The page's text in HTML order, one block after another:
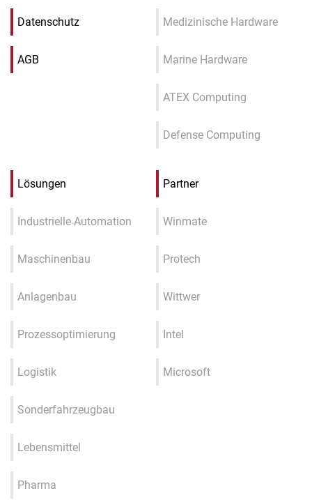
Datenschutz
AGB
Medizinische Hardware
Marine Hardware
ATEX Computing
Defense Computing
Lösungen
Industrielle Automation
Maschinenbau
Anlagenbau
Prozessoptimierung
Logistik
Sonderfahrzeugbau
Lebensmittel
Pharma
Partner
Winmate
Protech
Wittwer
Intel
Microsoft